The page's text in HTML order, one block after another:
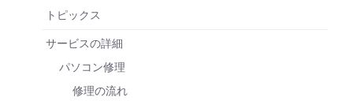
トピックス
サービスの詳細
パソコン修理
修理の流れ